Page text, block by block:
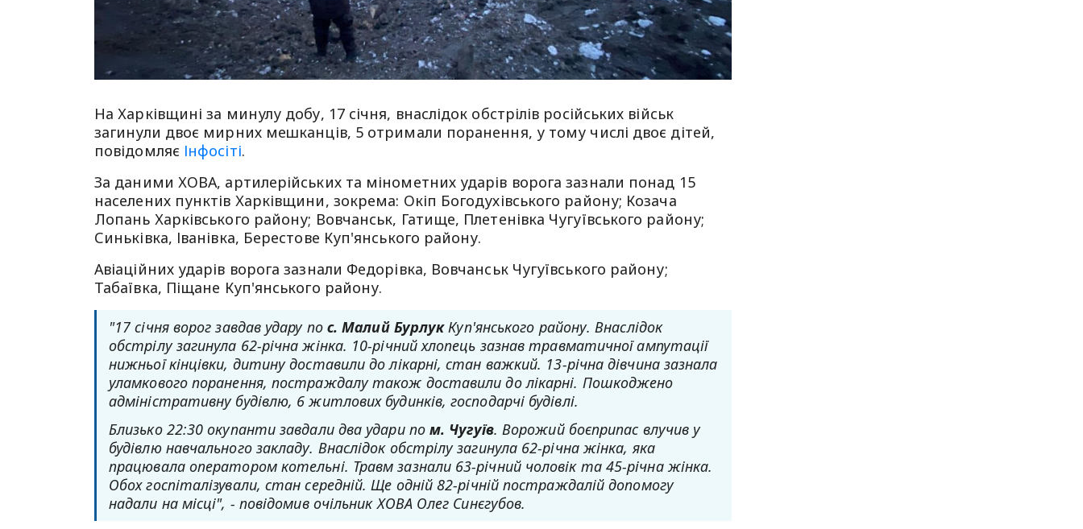
На Харківщині за минулу добу, 17 січня, внаслідок обстрілів російських військ
загинули двоє мирних мешканців, 5 отримали поранення, у тому числі двоє дітей,
повідомляє Інфосіті.
За даними ХОВА, артилерійських та мінометних ударів ворога зазнали понад 15
населених пунктів Харківщини, зокрема: Окіп Богодухівського району; Козача
Лопань Харківського району; Вовчанськ, Гатище, Плетенівка Чугуївського району;
Синьківка, Іванівка, Берестове Куп'янського району.
Авіаційних ударів ворога зазнали Федорівка, Вовчанськ Чугуївського району;
Табаївка, Піщане Куп'янського району.
"17 січня ворог завдав удару по с. Малий БурлукКуп'янського району. Внаслідок
обстрілу загинула 62-річна жінка. 10-річний хлопець зазнав травматичної ампутації
нижньої кінцівки, дитину доставили до лікарні, стан важкий. 13-річна дівчина зазнала
уламкового поранення, постраждалу також доставили до лікарні. Пошкоджено
адміністративну будівлю, 6 житлових будинків, господарчі будівлі.
Близько 22:30 окупанти завдали два удари по м. Чугуїв. Ворожий боєприпас влучив у
будівлю навчального закладу. Внаслідок обстрілу загинула 62-річна жінка, яка
працювала оператором котельні. Травм зазнали 63-річний чоловік та 45-річна жінка.
Обох госпіталізували, стан середній. Ще одній 82-річній постраждалій допомогу
надали на місці", - повідомив очільник ХОВА Олег Синєгубов.